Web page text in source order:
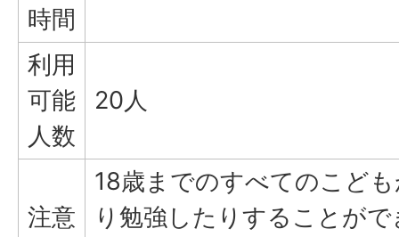
時間
利用
可能
人数
20人
注意
18歳までのすべてのこど
り勉強したりすることが